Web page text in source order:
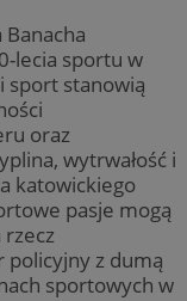
Banacha
lecia sportu w
sport stanowią
oraz
wytrwałość i
katowickiego
pasje mogą
rzecz
policyjny z dumą
sportowych w